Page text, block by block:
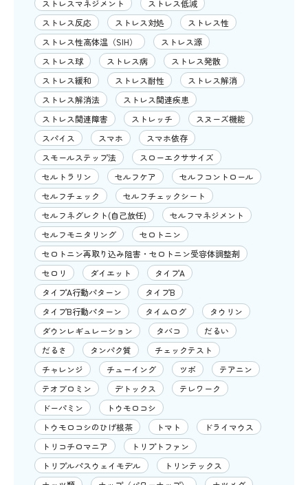
ストレスマネジメント
ストレス低減
ストレス反応
ストレス対処
ストレス性
ストレス性高体温（SIH）
ストレス源
ストレス球
ストレス病
ストレス発散
ストレス緩和
ストレス耐性
ストレス解消
ストレス解消法
ストレス関連疾患
ストレス関連障害
ストレッチ
スヌーズ機能
スパイス
スマホ
スマホ依存
スモールステップ法
スローエクササイズ
セルトラリン
セルフケア
セルフコントロール
セルフチェック
セルフチェックシート
セルフネグレクト(自己放任)
セルフマネジメント
セルフモニタリング
セロトニン
セロトニン再取り込み阻害・セロトニン受容体調整剤
セロリ
ダイエット
タイプA
タイプA行動パターン
タイプB
タイプB行動パターン
タイムログ
タウリン
ダウンレギュレーション
タバコ
だるい
だるさ
タンパク質
チェックテスト
チャレンジ
チューイング ツボ
テアニン
テオブロミン
デトックス
テレワーク
ドーパミン
トウモロコシ
トウモロコシのひげ根茶
トマト
ドライマウス
トリコチロマニア
トリプトファン
トリプルパスウェイモデル
トリンテックス